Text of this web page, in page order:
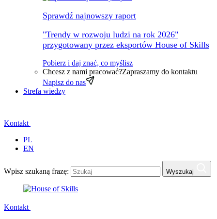
Sprawdź najnowszy raport
"Trendy w rozwoju ludzi na rok 2026"
przygotowany przez eksportów House of Skills
Pobierz i daj znać, co myślisz
Chcesz z nami pracować?Zapraszamy do kontaktu
Napisz do nas
Strefa wiedzy
Kontakt
PL
EN
Wpisz szukaną frazę: Wyszukaj
Kontakt